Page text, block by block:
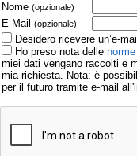
Nome (opzionale)
E-Mail (opzionale)
Desidero ricevere un’e-
Ho preso nota delle
miei dati vengano raccolti e
mia richiesta. Nota: è
per il futuro tramite e-mail